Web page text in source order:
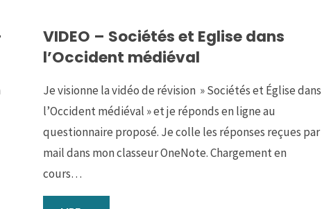
VIDEO – Sociétés et Eglise dans
l’Occident médiéval
Je visionne la vidéo de révision » Sociétés et Église dans
l’Occident médiéval » et je réponds en ligne au
questionnaire proposé. Je colle les réponses reçues par
mail dans mon classeur OneNote. Chargement en
cours…